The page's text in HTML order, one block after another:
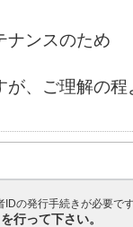
ンスのため
が、ご理解の
IDの発行手続きが必要で
行って下さい。